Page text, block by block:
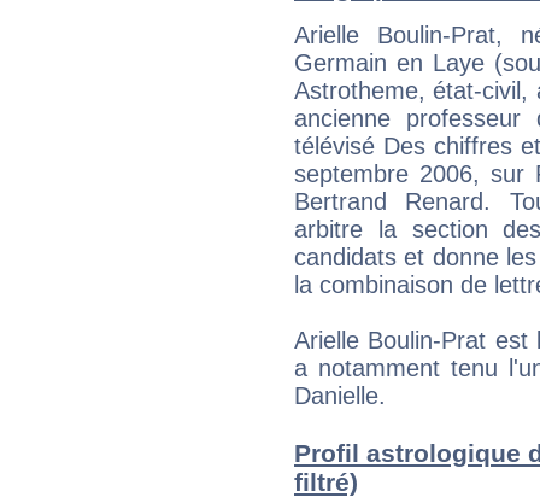
Arielle Boulin-Prat,
Germain en Laye
Astrotheme, état-civil,
ancienne
télévisé Des chiffres
septembre 2006, sur
Bertrand Renard.
arbitre la section
candidats et donne
la combinaison de
Arielle Boulin-Prat
a notamment tenu
Danielle.
Profil astrologique
filtré)